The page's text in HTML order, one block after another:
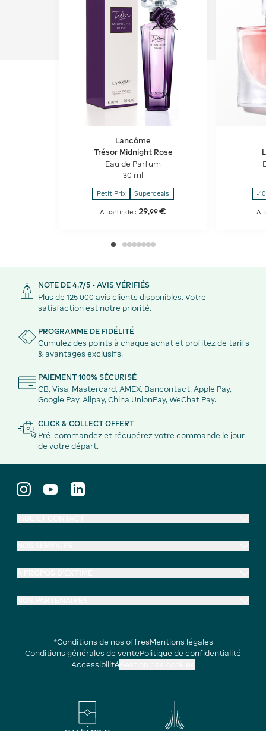
Lancôme
Trésor Midnight Rose
Eau de Parfum
30 ml
Petit Prix Superdeals
A partir de : 29,99€
-
A
NOTE DE 4,7/5 - AVIS VÉRIFIÉS
Plus de 125 000 avis clients disponibles. Votre
satisfaction est notre priorité.
PROGRAMME DE FIDÉLITÉ
Cumulez des points à chaque achat et profitez de tarifs
& avantages exclusifs.
PAIEMENT 100% SÉCURISÉ
CB, Visa, Mastercard, AMEX, Bancontact, Apple Pay,
Google Pay, Alipay, China UnionPay, WeChat Pay.
CLICK & COLLECT OFFERT
Pré-commandez et récupérez votre commande le jour
de votre départ.
*Conditions de nos offresMentions légales
Conditions générales de ventePolitique de confidentialité
Accessibilité